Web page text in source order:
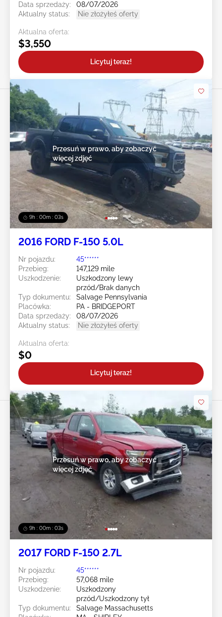
Data sprzedaży:
08/07/2026
Aktualny status:
Nie złożyłeś oferty
Aktualna oferta:
$3,550
Licytuj teraz!
9h : 00m : 01s
Przesuń w prawo, aby zobaczyć
więcej zdjęć
2016 FORD F-150 5.0L
Nr pojazdu:
45******
Przebieg:
147,129 mile
Uszkodzenie:
Uszkodzony lewy
przód/Brak danych
Typ dokumentu:
Salvage Pennsylvania
Placówka:
PA - BRIDGEPORT
Data sprzedaży:
08/07/2026
Aktualny status:
Nie złożyłeś oferty
Aktualna oferta:
$0
Licytuj teraz!
9h : 00m : 01s
Przesuń w prawo, aby zobaczyć
więcej zdjęć
2017 FORD F-150 2.7L
Nr pojazdu:
45******
Przebieg:
57,068 mile
Uszkodzenie:
Uszkodzony
przód/Uszkodzony tył
Typ dokumentu:
Salvage Massachusetts